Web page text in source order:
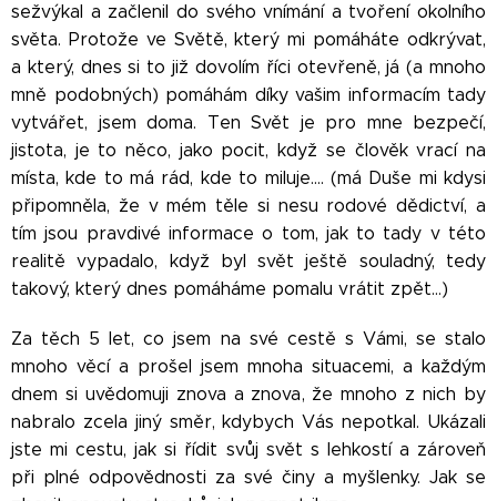
sežvýkal a začlenil do svého vnímání a tvoření okolního
světa. Protože ve Světě, který mi pomáháte odkrývat,
a který, dnes si to již dovolím říci otevřeně, já (a mnoho
mně podobných) pomáhám díky vašim informacím tady
vytvářet, jsem doma. Ten Svět je pro mne bezpečí,
jistota, je to něco, jako pocit, když se člověk vrací na
místa, kde to má rád, kde to miluje…. (má Duše mi kdysi
připomněla, že v mém těle si nesu rodové dědictví, a
tím jsou pravdivé informace o tom, jak to tady v této
realitě vypadalo, když byl svět ještě souladný, tedy
takový, který dnes pomáháme pomalu vrátit zpět…)
Za těch 5 let, co jsem na své cestě s Vámi, se stalo
mnoho věcí a prošel jsem mnoha situacemi, a každým
dnem si uvědomuji znova a znova, že mnoho z nich by
nabralo zcela jiný směr, kdybych Vás nepotkal. Ukázali
jste mi cestu, jak si řídit svůj svět s lehkostí a zároveň
při plné odpovědnosti za své činy a myšlenky. Jak se